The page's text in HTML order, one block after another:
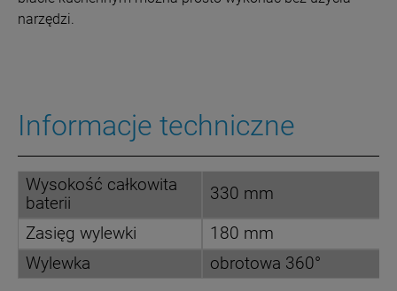
narzędzi.
Informacje techniczne
Wysokość całkowita
baterii
330 mm
Zasięg wylewki
180 mm
Wylewka
obrotowa 360°